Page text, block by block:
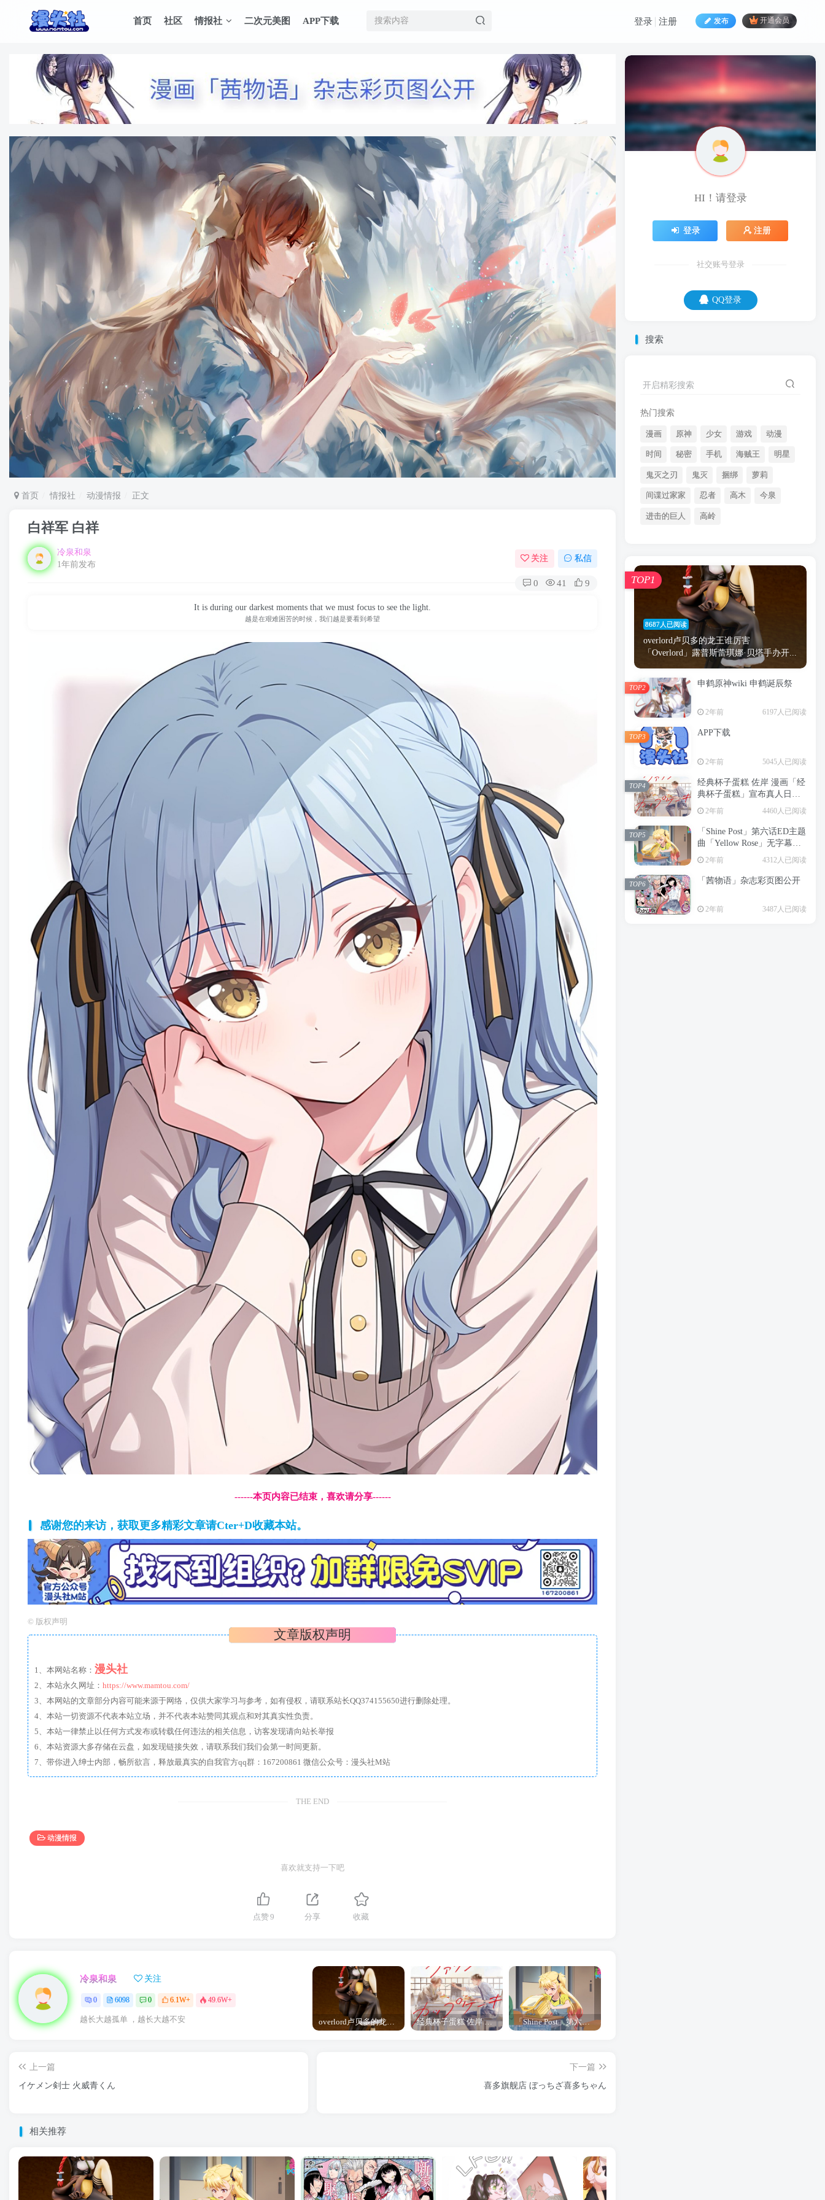
首页 社区 情报社 二次元美图 APP下载 发布 开通会员
登录 注册
首页 情报社 动漫情报 正文
白祥军 白祥
冷泉和泉
1年前发布
关注 私信
0 41 9
It is during our darkest moments that we must focus to see the light.
越是在艰难困苦的时候，我们越是要看到希望
------本页内容已结束，喜欢请分享------
感谢您的来访，获取更多精彩文章请Cter+D收藏本站。
© 版权声明
文章版权声明
1、本网站名称： 漫头社
2、本站永久网址： https://www.mamtou.com/
3、本网站的文章部分内容可能来源于网络，仅供大家学习与参考，如有侵权，请联系站长QQ374155650进行删除处理。
4、本站一切资源不代表本站立场，并不代表本站赞同其观点和对其真实性负责。
5、本站一律禁止以任何方式发布或转载任何违法的相关信息，访客发现请向站长举报
6、本站资源大多存储在云盘，如发现链接失效，请联系我们我们会第一时间更新。
7、带你进入绅士内部，畅所欲言，释放最真实的自我官方qq群：167200861 微信公众号：漫头社M站
THE END
动漫情报
喜欢就支持一下吧
点赞9 分享 收藏
冷泉和泉 关注
0 6098 0 6.1W+ 49.6W+
越长大越孤单 ，越长大越不安 overlord卢贝多的龙王谁厉害 「Overlord」露普斯蕾琪娜·贝塔手办开订 经典杯子蛋糕 佐岸 漫画「经典杯子蛋糕」宣布真人日剧化 「Shine Post」第六话ED主题曲「Yellow Rose」无字幕MV公开
上一篇
イケメン剣士 火威青くん
下一篇
喜多旗舰店 ぼっちざ喜多ちゃん
相关推荐
HI！请登录
登录 注册
社交账号登录
QQ登录
搜索
开启精彩搜索
热门搜索
漫画 原神 少女 游戏 动漫
时间 秘密 手机 海贼王 明星
鬼灭之刃 鬼灭 捆绑 萝莉
间谍过家家 忍者 高木 今泉
进击的巨人 高岭
8687人已阅读
overlord卢贝多的龙王谁厉害
「Overlord」露普斯蕾琪娜·贝塔手办开...
TOP1
申鹤原神wiki 申鹤诞辰祭
2年前 6197人已阅读
TOP2
APP下载
2年前 5045人已阅读
TOP3
经典杯子蛋糕 佐岸 漫画「经
典杯子蛋糕」宣布真人日剧
化
2年前 4460人已阅读
TOP4
「Shine Post」第六话ED主题
曲「Yellow Rose」无字幕MV
公开
2年前 4312人已阅读
TOP5
「茜物语」杂志彩页图公开
2年前 3487人已阅读
TOP6
HI！请登录
登录 注册
社交账号登录
QQ登录
不是吃燕窝的人皮肤好，是吃得起燕窝的
时间 秘密 手机 海贼王
鬼灭 捆绑 萝莉
间谍过家家 忍者 高木
进击的巨人 高岭
8687人已阅读
overlord卢贝多的龙王谁厉害
「Overlord」露普斯蕾琪娜·贝塔手办开...
TOP1
申鹤原神wiki 申鹤诞辰祭
2年前 6197人已阅读
TOP2
APP下载
2年前 5045人已阅读
TOP3
经典杯子蛋糕 佐岸 漫画「经
典杯子蛋糕」宣布真人日剧
TOP4